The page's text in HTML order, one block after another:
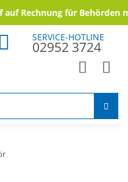
Rechnung für Behörden
SERVICE-HOTLINE
02952 3724